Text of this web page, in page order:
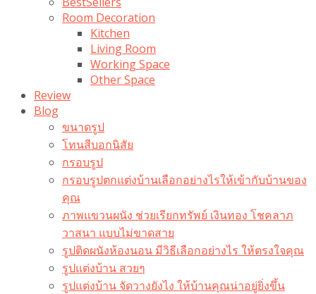
Room Decoration
Kitchen
Living Room
Working Space
Other Space
Review
Blog
ขนาดรูป
โทนสีบอกนิสัย
กรอบรูป
กรอบรูปตกแต่งบ้านเลือกอย่างไรให้เข้ากับบ้านของ
คุณ
ภาพแขวนผนัง ช่วยเรียกทรัพย์ เงินทอง โชคลาภ
วาสนา แบบไม่ขาดสาย
รูปติดผนังห้องนอน มีวิธีเลือกอย่างไร ให้ตรงใจคุณ
รูปแต่งบ้าน สวยๆ
รูปแต่งบ้าน จัดวางยังไง ให้บ้านคุณน่าอยู่ยิ่งขึ้น